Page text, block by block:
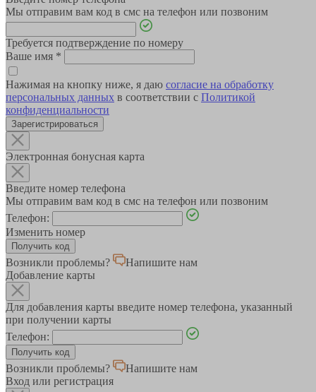
Мы отправим вам код в смс на телефон или позвоним
Требуется подтверждение по номеру
Ваше имя *
Нажимая на кнопку ниже, я даю согласие на обработку
персональных данных в соответствии с Политикой
конфиденциальности
Зарегистрироваться
Электронная бонусная карта
Введите номер телефона
Мы отправим вам код в смс на телефон или позвоним
Телефон:
Изменить номер
Возникли проблемы?
Напишите нам
Добавление карты
Для добавления карты введите номер телефона, указанный
при получении карты
Телефон:
Возникли проблемы?
Напишите нам
Вход или регистрация